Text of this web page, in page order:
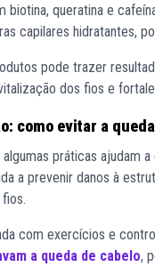
biotina, queratina e
capilares hidratantes,
pode trazer
dos fios e
como evitar a
práticas ajudam
a prevenir danos à
com exercícios e
a queda de cabelo,